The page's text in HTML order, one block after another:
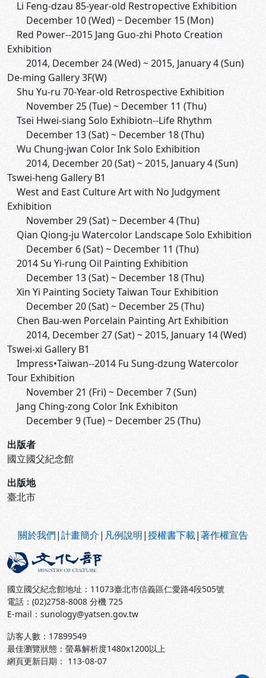
Li Feng-dzau 85-year-old Restropective Exhibition
December 10 (Wed) ~ December 15 (Mon)
Red Power--2015 Jang Guo-zhi Photo Creation
Exhibition
2014, December 24 (Wed) ~ 2015, January 4 (Sun)
De-ming Gallery 3F(W)
Shu Yu-ru 70-Year-old Retrospective Exhibition
November 25 (Tue) ~ December 11 (Thu)
Tsei Hwei-siang Solo Exhibiotn--Life Rhythm
December 13 (Sat) ~ December 18 (Thu)
Wu Chung-jwan Color Ink Solo Exhibition
2014, December 20 (Sat) ~ 2015, January 4 (Sun)
Tswei-heng Gallery B1
West and East Culture Art with No Judgyment
Exhibition
November 29 (Sat) ~ December 4 (Thu)
Qian Qiong-ju Watercolor Landscape Solo Exhibition
December 6 (Sat) ~ December 11 (Thu)
2014 Su Yi-rung Oil Painting Exhibition
December 13 (Sat) ~ December 18 (Thu)
Xin Yi Painting Society Taiwan Tour Exhibition
December 20 (Sat) ~ December 25 (Thu)
Chen Bau-wen Porcelain Painting Art Exhibition
2014, December 27 (Sat) ~ 2015, January 14 (Wed)
Tswei-xi Gallery B1
Impress•Taiwan--2014 Fu Sung-dzung Watercolor
Tour Exhibition
November 21 (Fri) ~ December 7 (Sun)
Jang Ching-zong Color Ink Exhibiton
December 9 (Tue) ~ December 25 (Thu)
出版者
國立國父紀念館
出版地
臺北市
關於我們|計畫簡介| 凡例說明|授權書下載|著作權宣告
國立國父紀念館地址：11073臺北市信義區仁愛路4段505號
電話：(02)2758-8008 分機 725
E-mail：sunology@yatsen.gov.tw
訪客人數： 17899549
最佳瀏覽狀態：螢幕解析度1480x1200以上
網頁更新日期： 113-08-07